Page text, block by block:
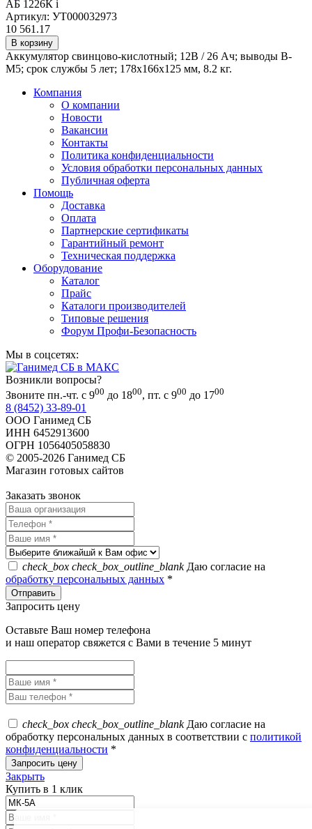
АБ 1226К i
Артикул: УТ000032973
10 561.17
В корзину
Аккумулятор свинцово-кислотный; 12В / 26 Ач; выводы В-
М5; срок службы 5 лет; 178х166х125 мм, 8.2 кг.
Компания
О компании
Новости
Вакансии
Контакты
Политика конфиденциальности
Условия обработки персональных данных
Публичная оферта
Помощь
Доставка
Оплата
Партнерские сертификаты
Гарантийный ремонт
Техническая поддержка
Оборудование
Каталог
Прайс
Каталоги производителей
Типовые решения
Форум Профи-Безопасность
Мы в соцсетях:
Возникли вопросы?
Звоните пн.-чт. с 900 до 1800, пт. с 900 до 1700
8 (8452) 33-89-01
ООО Ганимед СБ
ИНН 6452913600
ОГРН 1056405058830
© 2005-2026 Ганимед СБ
Магазин готовых сайтов
Заказать звонок
check_box check_box_outline_blankДаю согласие на
обработку персональных данных *
Запросить цену
Оставьте Ваш номер телефона
и наш оператор свяжется с Вами в течение 5 минут
check_box check_box_outline_blankДаю согласие на
обработку персональных данных в соответствии с политикой
конфиденциальности *
Закрыть
Купить в 1 клик